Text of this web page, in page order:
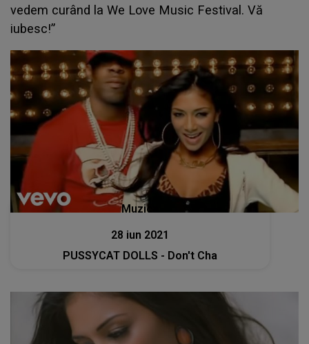
vedem curând la We Love Music Festival. Vă
iubesc!”
Muzica
28 iun 2021
PUSSYCAT DOLLS - Don't Cha